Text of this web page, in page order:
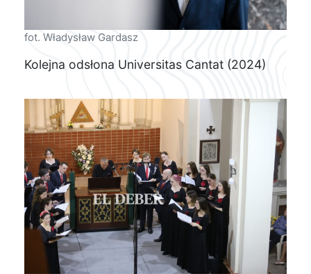
fot. Władysław Gardasz
Kolejna odsłona Universitas Cantat (2024)